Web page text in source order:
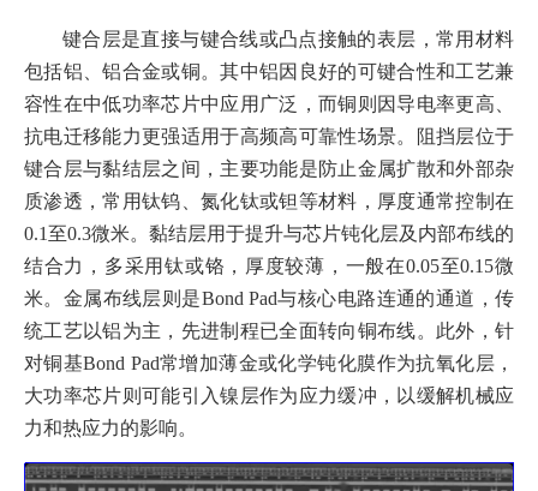
键合层是直接与键合线或凸点接触的表层，常用材料
包括铝、铝合金或铜。其中铝因良好的可键合性和工艺兼
容性在中低功率芯片中应用广泛，而铜则因导电率更高、
抗电迁移能力更强适用于高频高可靠性场景。阻挡层位于
键合层与黏结层之间，主要功能是防止金属扩散和外部杂
质渗透，常用钛钨、氮化钛或钽等材料，厚度通常控制在
0.1至0.3微米。黏结层用于提升与芯片钝化层及内部布线的
结合力，多采用钛或铬，厚度较薄，一般在0.05至0.15微
米。金属布线层则是Bond Pad与核心电路连通的通道，传
统工艺以铝为主，先进制程已全面转向铜布线。此外，针
对铜基Bond Pad常增加薄金或化学钝化膜作为抗氧化层，
大功率芯片则可能引入镍层作为应力缓冲，以缓解机械应
力和热应力的影响。